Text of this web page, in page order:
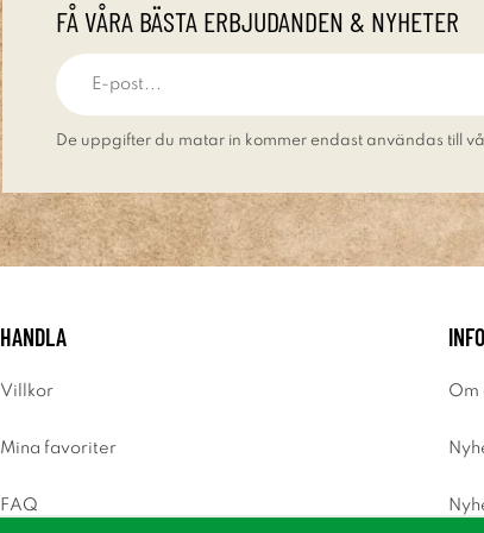
FÅ VÅRA BÄSTA ERBJUDANDEN & NYHETER
De uppgifter du matar in kommer endast användas till
HANDLA
Villkor
Mina favoriter
FAQ
Om